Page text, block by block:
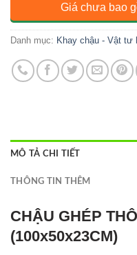
Giá chưa bao
Danh mục: Khay chậu - Vật tư
MÔ TẢ CHI TIẾT
THÔNG TIN THÊM
CHẬU GHÉP
(100x50x23CM)